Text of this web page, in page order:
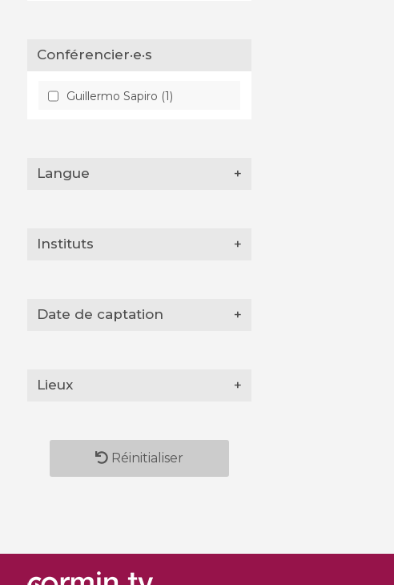
Conférencier·e·s
Guillermo Sapiro (1)
Langue +
Instituts +
Date de captation +
Lieux +
Réinitialiser